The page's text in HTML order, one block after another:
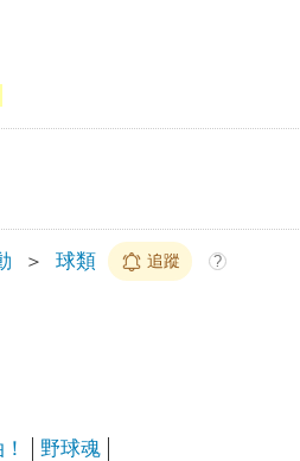
＞ 球類 追蹤 ?
野球魂